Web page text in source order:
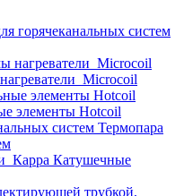
горячеканальных систем
элементы Hotcoil
Термопара
Катушечные